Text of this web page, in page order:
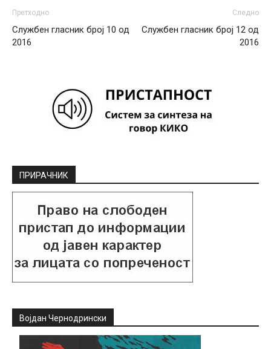
Претходно
Службен гласник број 10 од
2016
Следно
Службен гласник број 12 од
2016
ПРИРАЧНИК
Војдан Чернодрински